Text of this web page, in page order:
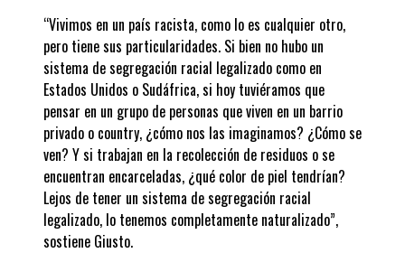
“Vivimos en un país racista, como lo es cualquier otro,
pero tiene sus particularidades. Si bien no hubo un
sistema de segregación racial legalizado como en
Estados Unidos o Sudáfrica, si hoy tuviéramos que
pensar en un grupo de personas que viven en un barrio
privado o country, ¿cómo nos las imaginamos? ¿Cómo se
ven? Y si trabajan en la recolección de residuos o se
encuentran encarceladas, ¿qué color de piel tendrían?
Lejos de tener un sistema de segregación racial
legalizado, lo tenemos completamente naturalizado”,
sostiene Giusto.